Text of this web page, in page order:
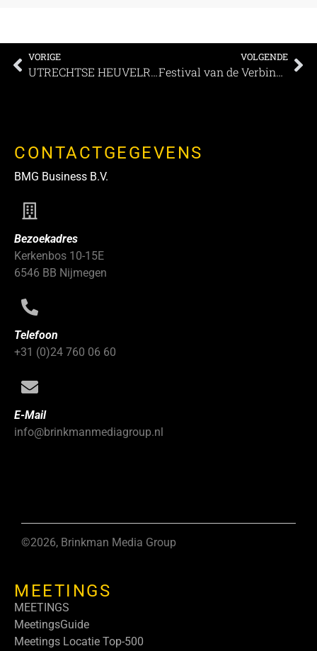
VORIGE
UTRECHTSE HEUVELRUG EN GELDERSE VALLEI – Groen, verrassend én centraal gelegen
VOLGENDE
Festival van de Verbinders laat eventbranche ervaren: verbinding ontstaat door te doen
CONTACTGEGEVENS
BMG Business B.V.
Bezoekadres
Kerkenbos 10-15E
6546 BB Nijmegen
Telefoon
+31 (0)24 760 06 60
E-Mail
info@brinkmanmediagroup.nl
©2026, Brinkman Media Group
MEETINGS
MEETINGS
MeetingsGuide
Meetings Locatie Top-500